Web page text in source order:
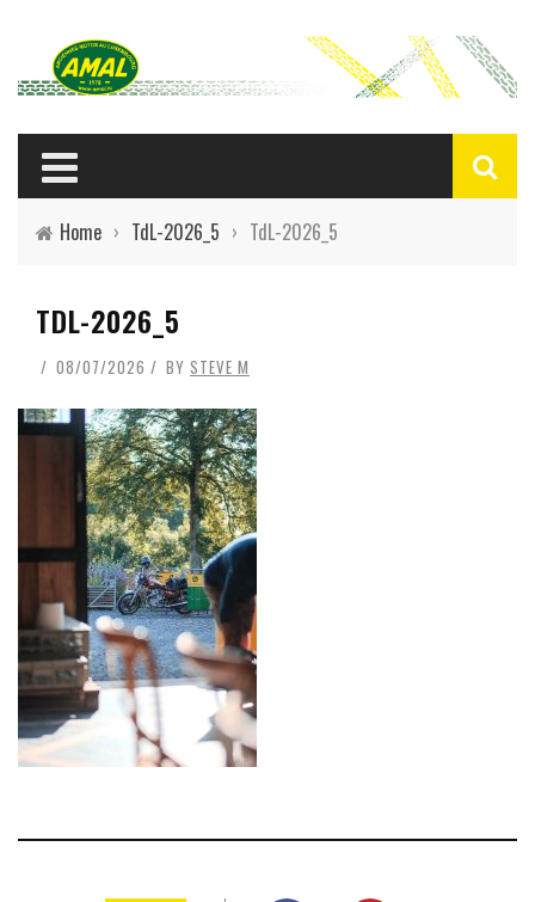
Home › TdL-2026_5 › TdL-2026_5
TDL-2026_5
08/07/2026 BY STEVE M